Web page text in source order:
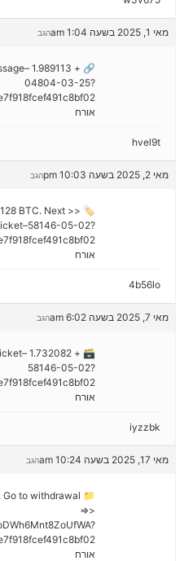
מאי 1, 2025 בשעה 1:04 am הגב
04804-03-25?
🔗
אורח
hvel9t
מאי 2, 2025 בשעה 10:03 pm הגב
BTC. Next >>
05-02?
🏷
אורח
4b56lo
מאי 7, 2025 בשעה 6:02 am הגב
Ticket–
58146-05-02?
🗃
אורח
iyzzbk
מאי 17, 2025 בשעה 10:24 am הגב
Go to withdrawal
=>>
📁
אורח